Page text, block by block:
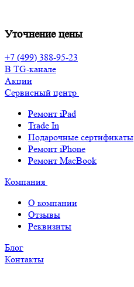
Уточнение цены
+7 (499) 388-95-23
В TG-канале
Акции
Сервисный центр
Ремонт iPad
Trade In
Подарочные сертификаты
Ремонт iPhone
Ремонт MacBook
Компания
О компании
Отзывы
Реквизиты
Блог
Контакты